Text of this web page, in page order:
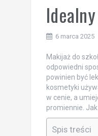
6 marca 2025
Makijaż do
odpowiedni
powinien być
kosmetyki
w cenie, a
promiennie.
Spis treści